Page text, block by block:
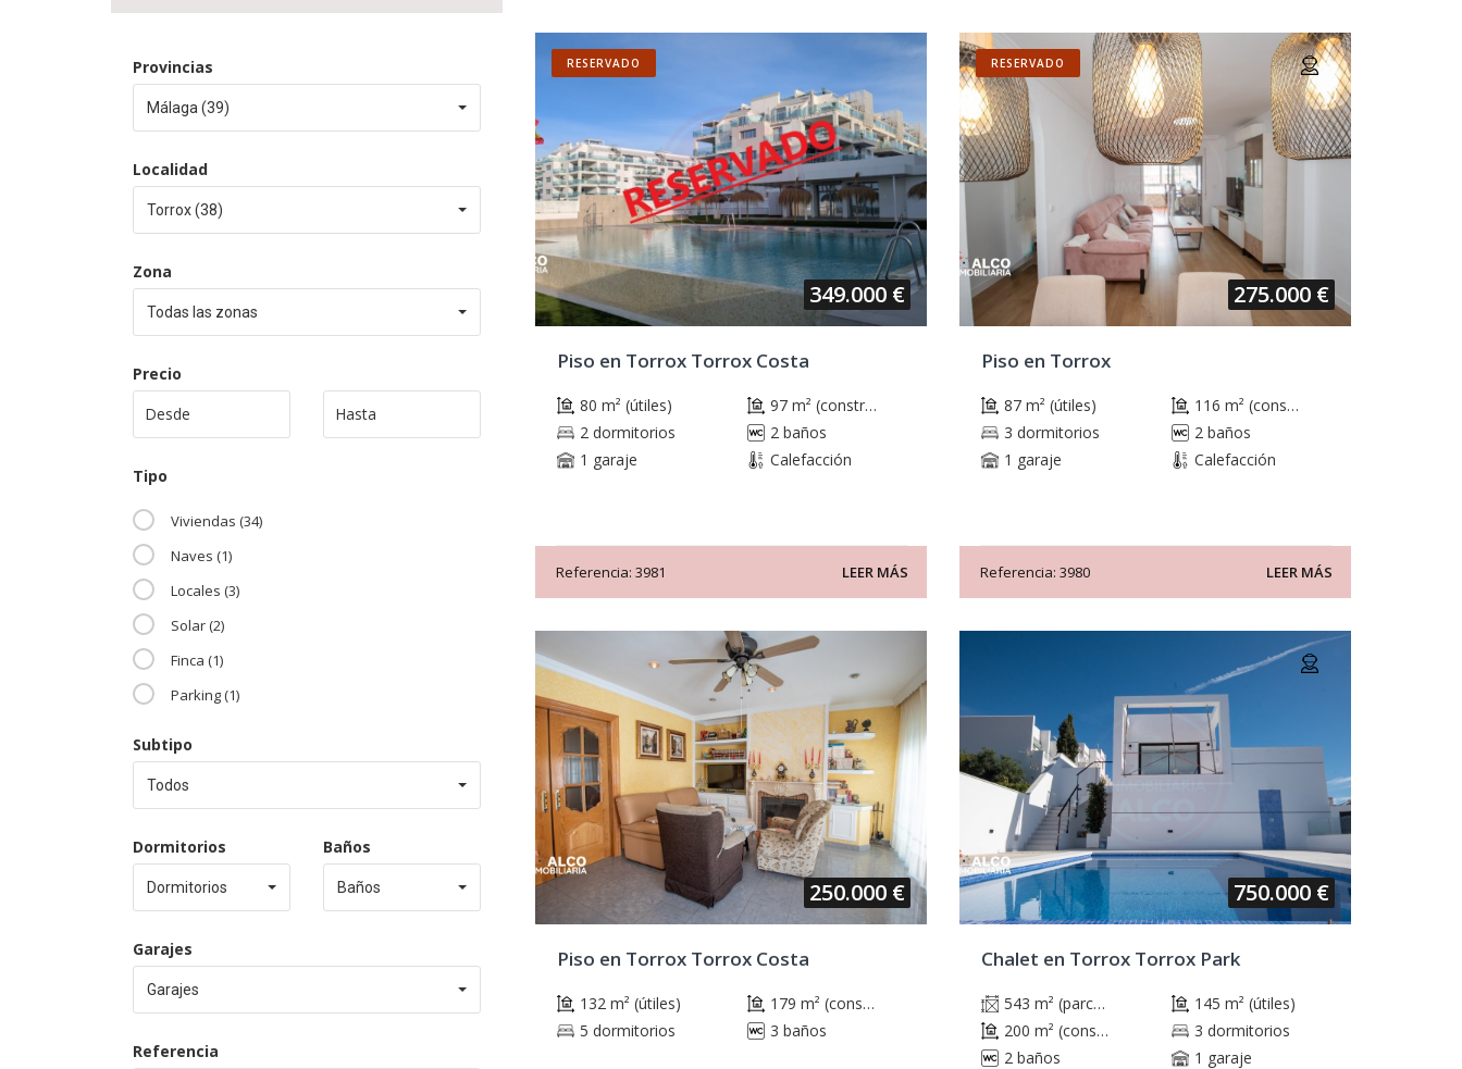
RESERVADO
349.000 €
Piso en Torrox Torrox Costa
80 m² (útiles)
97 m² (construidos)
2 dormitorios
2 baños
1 garaje
Calefacción
Referencia: 3981 LEER MÁS
RESERVADO
275.000 €
Piso en Torrox
87 m² (útiles)
116 m² (construidos)
3 dormitorios
2 baños
1 garaje
Calefacción
Referencia: 3980 LEER MÁS
250.000 €
Piso en Torrox Torrox Costa
132 m² (útiles)
179 m² (construidos)
5 dormitorios
3 baños
750.000 €
Chalet en Torrox Torrox Park
543 m² (parcela)
145 m² (útiles)
200 m² (construidos)
3 dormitorios
2 baños
1 garaje
Provincias
Málaga (39)
Localidad
Torrox (38)
Zona
Todas las zonas
Precio
Tipo
Viviendas (34)
Naves (1)
Locales (3)
Solar (2)
Finca (1)
Parking (1)
Subtipo
Todos
Dormitorios
Dormitorios
Baños
Baños
Garajes
Garajes
Referencia